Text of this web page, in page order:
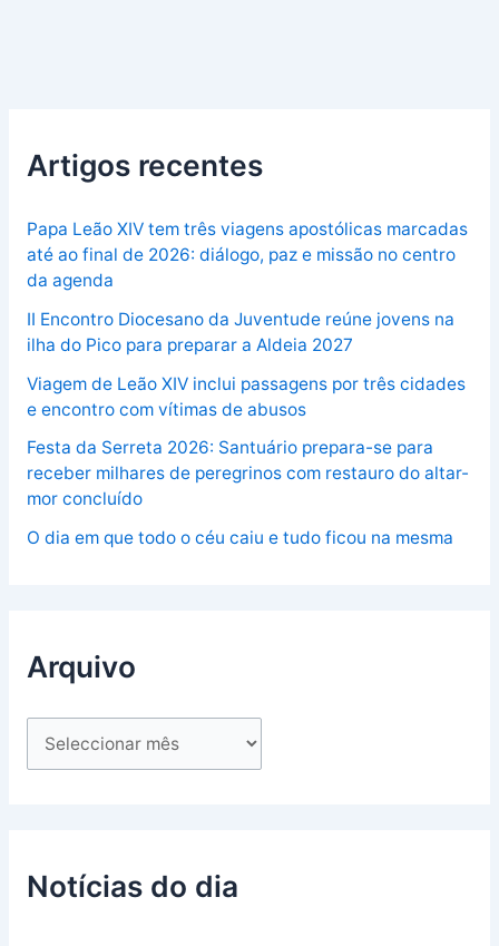
Artigos recentes
Papa Leão XIV tem três viagens apostólicas marcadas
até ao final de 2026: diálogo, paz e missão no centro
da agenda
II Encontro Diocesano da Juventude reúne jovens na
ilha do Pico para preparar a Aldeia 2027
Viagem de Leão XIV inclui passagens por três cidades
e encontro com vítimas de abusos
Festa da Serreta 2026: Santuário prepara-se para
receber milhares de peregrinos com restauro do altar-
mor concluído
O dia em que todo o céu caiu e tudo ficou na mesma
Arquivo
Notícias do dia